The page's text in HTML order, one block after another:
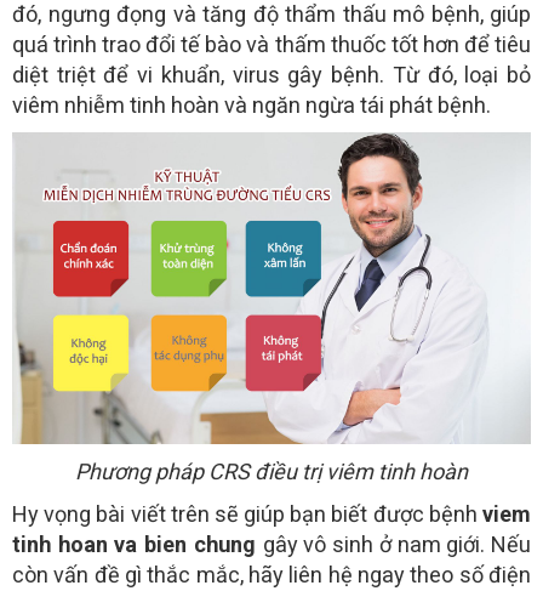
đó, ngưng đọng và tăng độ thẩm thấu mô bệnh, giúp
quá trình trao đổi tế bào và thấm thuốc tốt hơn để tiêu
diệt triệt để vi khuẩn, virus gây bệnh. Từ đó, loại bỏ
viêm nhiễm tinh hoàn và ngăn ngừa tái phát bệnh.
Phương pháp CRS điều trị viêm tinh hoàn
Hy vọng bài viết trên sẽ giúp bạn biết được bệnh viem
tinh hoan va bien chung gây vô sinh ở nam giới. Nếu
còn vấn đề gì thắc mắc, hãy liên hệ ngay theo số điện